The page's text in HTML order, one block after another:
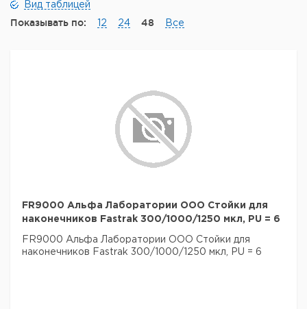
Вид таблицей
Показывать по: 12 24 48 Все
FR9000 Альфа Лаборатории ООО Стойки для
наконечников Fastrak 300/1000/1250 мкл, PU = 6
FR9000 Альфа Лаборатории ООО Стойки для
наконечников Fastrak 300/1000/1250 мкл, PU = 6